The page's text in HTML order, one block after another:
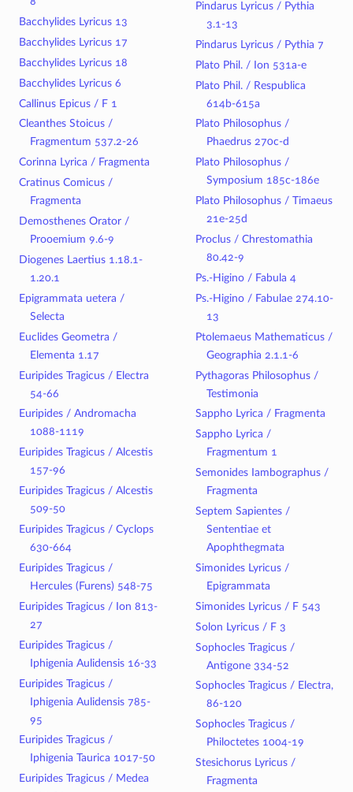
Bacchylides Lyricus 13
Bacchylides Lyricus 17
Bacchylides Lyricus 18
Bacchylides Lyricus 6
Callinus Epicus / F 1
Cleanthes Stoicus /
Fragmentum 537.2-26
Corinna Lyrica / Fragmenta
Cratinus Comicus /
Fragmenta
Demosthenes Orator /
Prooemium 9.6-9
Diogenes Laertius 1.18.1-
1.20.1
Epigrammata uetera /
Selecta
Euclides Geometra /
Elementa 1.17
Euripides Tragicus / Electra
54-66
Euripides / Andromacha
1088-1119
Euripides Tragicus / Alcestis
157-96
Euripides Tragicus / Alcestis
509-50
Euripides Tragicus / Cyclops
630-664
Euripides Tragicus /
Hercules (Furens) 548-75
Euripides Tragicus / Ion 813-
27
Euripides Tragicus /
Iphigenia Aulidensis 16-33
Euripides Tragicus /
Iphigenia Aulidensis 785-
95
Euripides Tragicus /
Iphigenia Taurica 1017-50
Euripides Tragicus / Medea
Pindarus Lyricus / Pythia
3.1-13
Pindarus Lyricus / Pythia 7
Plato Phil. / Ion 531a-e
Plato Phil. / Respublica
614b-615a
Plato Philosophus /
Phaedrus 270c-d
Plato Philosophus /
Symposium 185c-186e
Plato Philosophus / Timaeus
21e-25d
Proclus / Chrestomathia
80.42-9
Ps.-Higino / Fabula 4
Ps.-Higino / Fabulae 274.10-
13
Ptolemaeus Mathematicus /
Geographia 2.1.1-6
Pythagoras Philosophus /
Testimonia
Sappho Lyrica / Fragmenta
Sappho Lyrica /
Fragmentum 1
Semonides Iambographus /
Fragmenta
Septem Sapientes /
Sententiae et
Apophthegmata
Simonides Lyricus /
Epigrammata
Simonides Lyricus / F 543
Solon Lyricus / F 3
Sophocles Tragicus /
Antigone 334-52
Sophocles Tragicus / Electra,
86-120
Sophocles Tragicus /
Philoctetes 1004-19
Stesichorus Lyricus /
Fragmenta